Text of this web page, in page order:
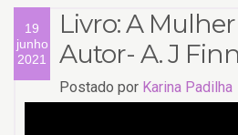
19
junho
2021
Livro: A
Autor- A. J Finn
Postado por Karina Padilha